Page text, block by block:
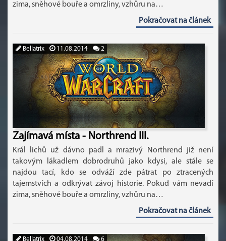
zima, sněhové bouře a omrzliny, vzhůru na…
Pokračovat na článek
Bellatrix 11.08.2014 2
Zajímavá místa - Northrend III.
Král lichů už dávno padl a mrazivý Northrend již není
takovým lákadlem dobrodruhů jako kdysi, ale stále se
najdou tací, kdo se odváží zde pátrat po ztracených
tajemstvích a odkrývat závoj historie. Pokud vám nevadí
zima, sněhové bouře a omrzliny, vzhůru na…
Pokračovat na článek
Bellatrix 04.08.2014 6